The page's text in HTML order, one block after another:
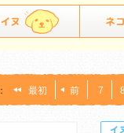
： 最初 前 7 8